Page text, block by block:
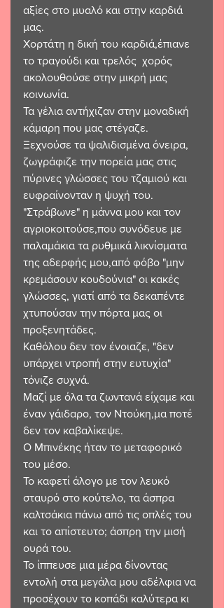
αξίες στο μυαλό και στην καρδιά
μας.
Χορτάτη η δική του καρδιά,έπιανε
το τραγούδι και τρελός  χορός
ακολουθούσε στην μικρή μας
κοινωνία.
Τα γέλια αντήχιζαν στην μοναδική
κάμαρη που μας στέγαζε.
Ξεχνούσε τα ψαλιδισμένα όνειρα,
ζωγράφιζε την πορεία μας στις
πύρινες γλώσσες του τζαμιού και
ευφραίνονταν η ψυχή του.
"Στράβωνε" η μάννα μου και τον
αγριοκοιτούσε,που συνόδευε με
παλαμάκια τα ρυθμικά λικνίσματα
της αδερφής μου,από φόβο "μην
κρεμάσουν κουδούνια" οι κακές
γλώσσες, γιατί από τα δεκαπέντε
χτυπούσαν την πόρτα μας οι
προξενητάδες.
Καθόλου δεν τον ένοιαζε, "δεν
υπάρχει ντροπή στην ευτυχία"
τόνιζε συχνά.
Μαζί με όλα τα ζωντανά είχαμε και
έναν γάιδαρο, τον Ντούκη,μα ποτέ
δεν τον καβαλίκεψε.
Ο Μπινέκης ήταν το μεταφορικό
του μέσο.
Το καφετί άλογο με τον λευκό
σταυρό στο κούτελο, τα άσπρα
καλτσάκια πάνω από τις οπλές του
και το απίστευτο; άσπρη την μισή
ουρά του.
Το ίππευσε μια μέρα δίνοντας
εντολή στα μεγάλα μου αδέλφια να
προσέχουν το κοπάδι καλύτερα κι